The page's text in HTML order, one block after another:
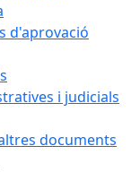
d'aprovació
i judicials
documents